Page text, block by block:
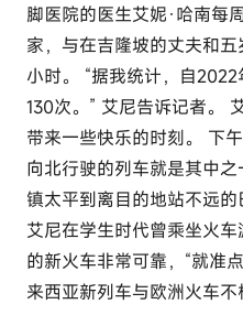
脚医院的医生艾妮·哈南每
家，与在吉隆坡的丈夫和
小时。 “据我统计，自
130次。” 艾尼告诉记者。
带来一些快乐的时刻。 下
向北行驶的列车就是其中
镇太平到离目的地站不远的
艾尼在学生时代曾乘坐火
的新火车非常可靠，“就准
来西亚新列车与欧洲火车不